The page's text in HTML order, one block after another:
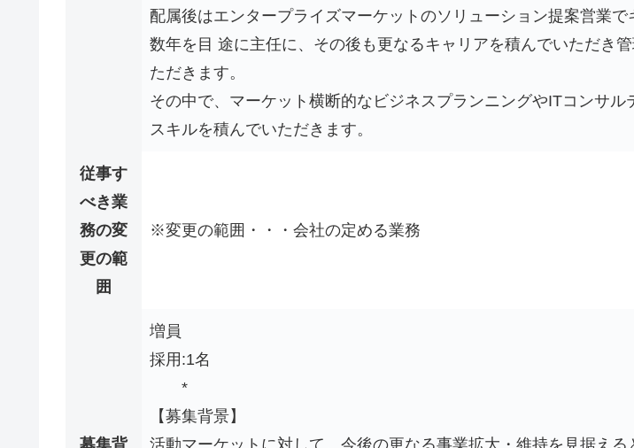
配属後はエンタープライズマーケットのソリューション提案営業で
数年を目 途に主任に、その後も更なるキャリアを積んでいただき
ただきます。
その中で、マーケット横断的なビジネスプランニングやITコンサル
スキルを積んでいただきます。
従事す
べき業
務の変
更の範
囲
※変更の範囲・・・会社の定める業務
募集背
増員
採用:1名
*
【募集背景】
活動マーケットに対して、今後の更なる事業拡大・維持を見据える